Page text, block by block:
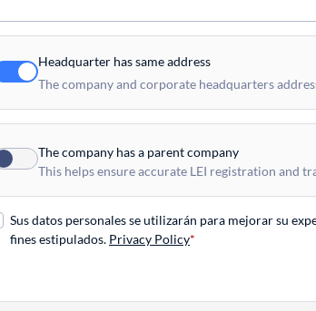
Headquarter has same address
The company and corporate headquarters
The company has a parent company
This helps ensure accurate LEI registration and
Sus datos personales se utilizarán para mejorar su
fines estipulados. Privacy Policy